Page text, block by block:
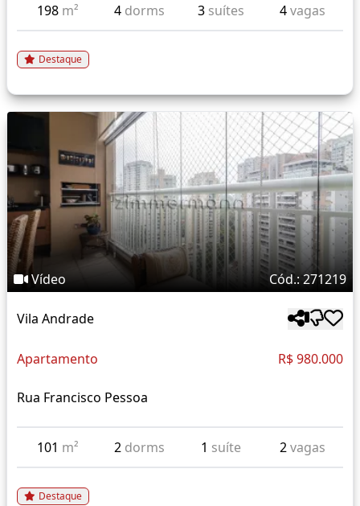
198 m² 4 dorms 3 suítes 4vagas
Destaque
Vídeo Cód.: 271219
Vila Andrade
Apartamento R$ 980.000
Rua Francisco Pessoa
101 m² 2 dorms 1 suíte 2vagas
Destaque